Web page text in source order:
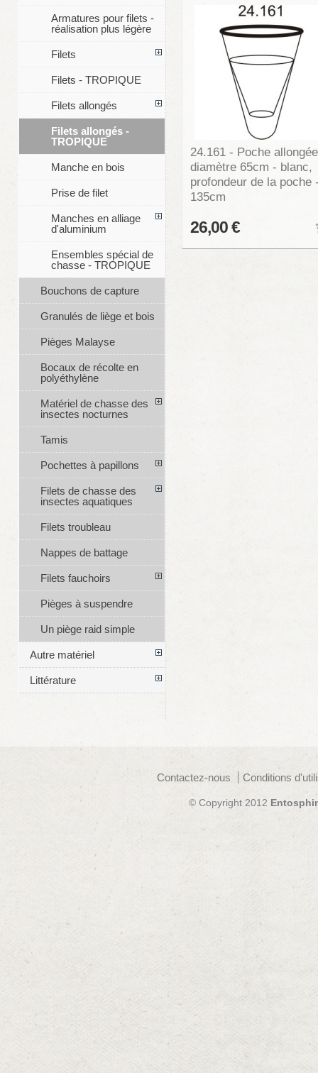
24.161 - Poche
diamètre 65cm - blanc,
profondeur de la poche
135cm
26,00 €
Armatures pour filets -
réalisation plus légère
Filets
Filets - TROPIQUE
Filets allongés
Filets allongés -
TROPIQUE
Manche en bois
Prise de filet
Manches en alliage
d'aluminium
Ensembles spécial de
chasse - TROPIQUE
Bouchons de capture
Granulés de liège et bois
Pièges Malayse
Bocaux de récolte en
polyéthylène
Matériel de chasse des
insectes nocturnes
Tamis
Pochettes à papillons
Filets de chasse des
insectes aquatiques
Filets troubleau
Nappes de battage
Filets fauchoirs
Pièges à suspendre
Un piège raid simple
Autre matériel
Littérature
Contactez-nous Conditions
© Copyright 2012